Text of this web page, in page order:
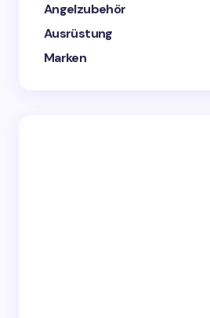
Angelzubehör
Ausrüstung
Marken